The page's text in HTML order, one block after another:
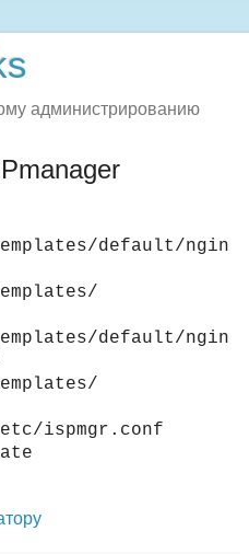
администрированию
default/ngin
default/ngin
ispmgr.conf